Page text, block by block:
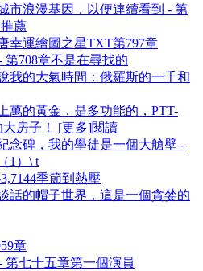
市浪漫基因，以便連續看到 - 第
薦
幸運繪圖之星TXT第797章
第708章不是在尋找的
我的大氣時間：俄羅斯的一千和
萬的黃金，是多功能的，PTT-
房子！ [更多]閱讀
念碑，我的學徒是一個大艙壁 -
1）\ t
季節到熱壓
話的帽子世界，這是一個貪婪的
章
第七十五章第一個演員